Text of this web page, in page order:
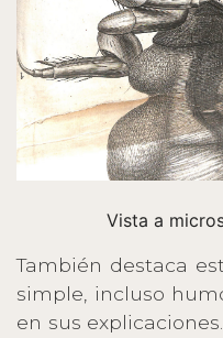
Vista a
También destaca
simple, incluso
en sus